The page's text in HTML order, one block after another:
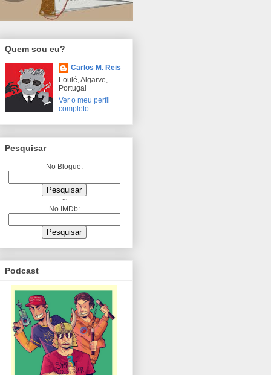
Quem sou eu?
Carlos M. Reis
Loulé, Algarve,
Portugal
Ver o meu perfil
completo
Pesquisar
No Blogue:
~
No IMDb:
Podcast